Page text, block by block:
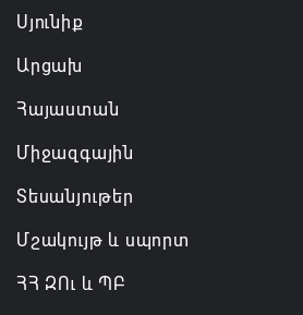
Սյունիք
Արցախ
Հայաստան
Միջազգային
Տեսանյութեր
Մշակույթ և սպորտ
ՀՀ ԶՈւ և ՊԲ